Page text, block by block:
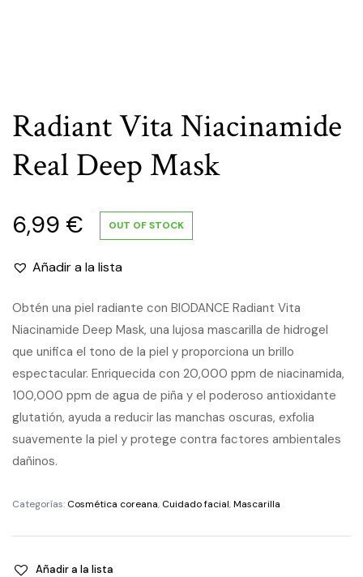
Radiant Vita Niacinamide
Real Deep Mask
6,99 € OUT OF STOCK
Añadir a la lista
Obtén una piel radiante con BIODANCE Radiant Vita
Niacinamide Deep Mask, una lujosa mascarilla de hidrogel
que unifica el tono de la piel y proporciona un brillo
espectacular. Enriquecida con 20,000 ppm de niacinamida,
100,000 ppm de agua de piña y el poderoso antioxidante
glutatión, ayuda a reducir las manchas oscuras, exfolia
suavemente la piel y protege contra factores ambientales
dañinos.
Categorías: Cosmética coreana, Cuidado facial,Mascarilla
Añadir a la lista